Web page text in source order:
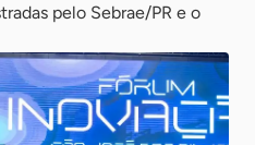
pelo Sebrae/PR e o